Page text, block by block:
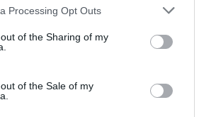
Processing Opt Outs
of the Sharing of my
of the Sale of my
email e site neste navegador
me à mailing list da Newsletter MHD